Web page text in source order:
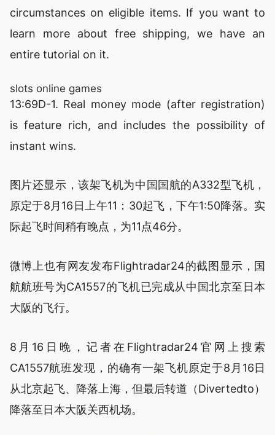
circumstances on eligible items. If you want to
learn more about free shipping, we have an
entire tutorial on it.
slots online games
13:69D-1. Real money mode (after registration)
is feature rich, and includes the possibility of
instant wins.
图片还显示，该架飞机为中国国航的A332型飞机，
原定于8月16日上午11：30起飞，下午1:50降落。实
际起飞时间稍有晚点，为11点46分。
微博上也有网友发布Flightradar24的截图显示，国
航航班号为CA1557的飞机已完成从中国北京至日本
大阪的飞行。
8月16日晚，记者在Flightradar24官网上搜索
CA1557航班发现，的确有一架飞机原定于8月16日
从北京起飞、降落上海，但最后转道（Divertedto）
降落至日本大阪关西机场。